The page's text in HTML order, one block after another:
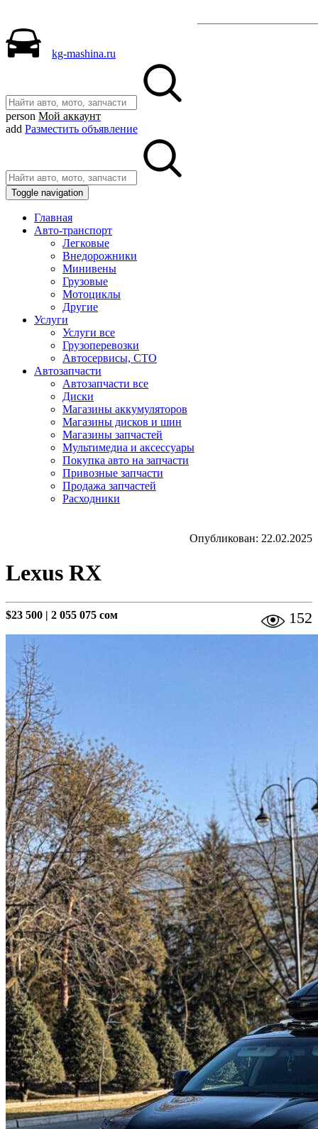
kg-mashina.ru
person Мой аккаунт
add Разместить объявление
Toggle navigation
Главная
Авто-транспорт
Легковые
Внедорожники
Минивены
Грузовые
Мотоциклы
Другие
Услуги
Услуги все
Грузоперевозки
Автосервисы, СТО
Автозапчасти
Автозапчасти все
Диски
Магазины аккумуляторов
Магазины дисков и шин
Магазины запчастей
Мультимедиа и аксессуары
Покупка авто на запчасти
Привозные запчасти
Продажа запчастей
Расходники
Опубликован: 22.02.2025
Lexus RX
$23 500 | 2 055 075 сом 152